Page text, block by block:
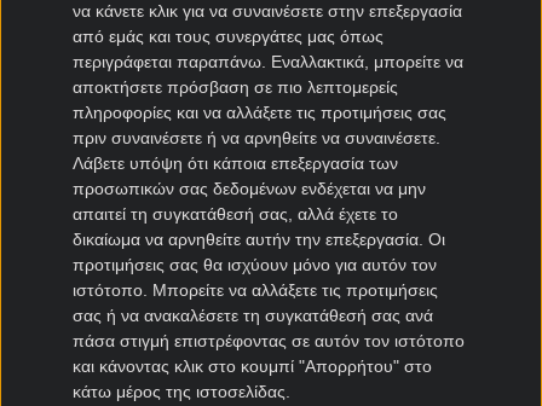
να κάνετε κλικ για να συναινέσετε στην επεξεργασία
από εμάς και τους συνεργάτες μας όπως
περιγράφεται παραπάνω. Εναλλακτικά, μπορείτε να
αποκτήσετε πρόσβαση σε πιο λεπτομερείς
πληροφορίες και να αλλάξετε τις προτιμήσεις σας
πριν συναινέσετε ή να αρνηθείτε να συναινέσετε.
Λάβετε υπόψη ότι κάποια επεξεργασία των
προσωπικών σας δεδομένων ενδέχεται να μην
απαιτεί τη συγκατάθεσή σας, αλλά έχετε το
δικαίωμα να αρνηθείτε αυτήν την επεξεργασία. Οι
προτιμήσεις σας θα ισχύουν μόνο για αυτόν τον
ιστότοπο. Μπορείτε να αλλάξετε τις προτιμήσεις
σας ή να ανακαλέσετε τη συγκατάθεσή σας ανά
πάσα στιγμή επιστρέφοντας σε αυτόν τον ιστότοπο
και κάνοντας κλικ στο κουμπί "Απορρήτου" στο
κάτω μέρος της ιστοσελίδας.
Μεταγραφές Γαλλία
Παρί Σεν Ζερμέν μεταγραφές
Μονακό μεταγραφές
Μαρσέιγ μεταγραφές
Λυών μεταγραφές
Μεταγραφές Super League 2
Ηρακλής μεταγραφές
ΠΑΣ Γιάννινα μεταγραφές
Πανιώνιος μεταγραφές
Καλλιθέα μεταγραφές
Καλαμάτα μεταγραφές